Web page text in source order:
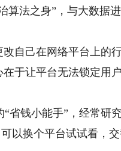
法之身”，与大数据进
己在网络平台上的
于让平台无法锁定用
钱小能手”，经常研
以换个平台试试看，